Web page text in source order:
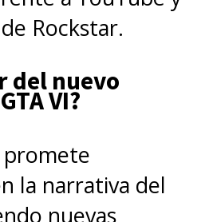
Rockstar.
del nuevo
VI?
promete
la narrativa del
nuevas